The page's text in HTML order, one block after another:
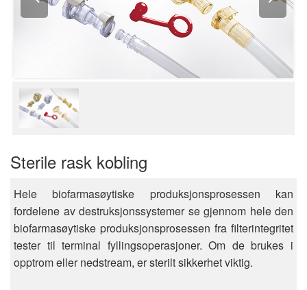
Sterile rask kobling
Hele biofarmasøytiske produksjonsprosessen kan
fordelene av destruksjonssystemer se gjennom hele den
biofarmasøytiske produksjonsprosessen fra filterintegritet
tester til terminal fyllingsoperasjoner. Om de brukes i
opptrom eller nedstream, er sterilt sikkerhet viktig.